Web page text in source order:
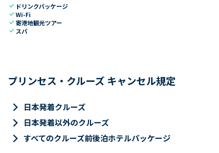
check ドリンクパッケージ
checkWi-Fi
check寄港地観光ツアー
check スパ
プリンセス・クルーズ キャンセル規定
keyboard_arrow_right 日本発着クルーズ
keyboard_arrow_right 日本発着以外のクルーズ
keyboard_arrow_right すべてのクルーズ前後泊ホテルパッケージ